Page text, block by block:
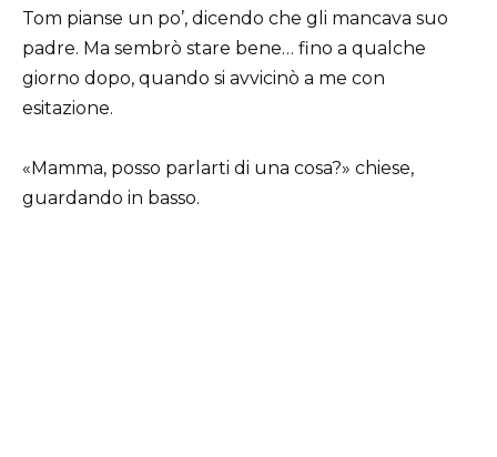
Tom pianse un po’, dicendo che gli mancava suo
padre. Ma sembrò stare bene… fino a qualche
giorno dopo, quando si avvicinò a me con
esitazione.
«Mamma, posso parlarti di una cosa?» chiese,
guardando in basso.